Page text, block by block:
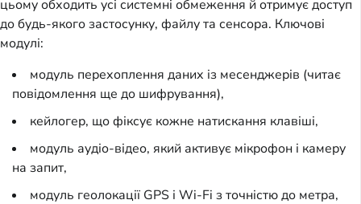
цьому обходить усі системні обмеження й отримує доступ
до будь-якого застосунку, файлу та сенсора. Ключові
модулі:
модуль перехоплення даних із месенджерів (читає
повідомлення ще до шифрування),
кейлогер, що фіксує кожне натискання клавіші,
модуль аудіо-відео, який активує мікрофон і камеру
на запит,
модуль геолокації GPS і Wi-Fi з точністю до метра,